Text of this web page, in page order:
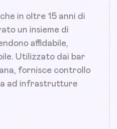
in oltre 15 anni di
un insieme di
affidabile,
Utilizzato dai bar
fornisce controllo
ad infrastrutture